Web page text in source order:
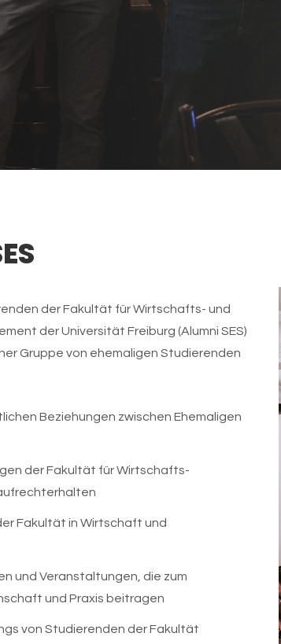
der Fakultät für Wirtschafts- und
der Universität Freiburg (Alumni SES)
Gruppe von ehemaligen Studierenden
Beziehungen zwischen Ehemaligen
der Fakultät für Wirtschafts-
Fakultät in Wirtschaft und
und Veranstaltungen, die zum
und Praxis beitragen
von Studierenden der Fakultät